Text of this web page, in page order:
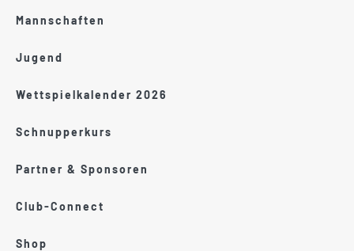
Mannschaften
Jugend
Wettspielkalender 2026
Schnupperkurs
Partner & Sponsoren
Club-Connect
Shop